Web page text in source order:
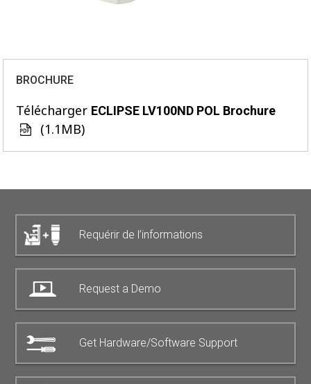
BROCHURE
Télécharger ECLIPSE LV100ND POL Brochure
(1.1MB)
Requérir de l’informations
Request a Demo
Get Hardware/Software Support